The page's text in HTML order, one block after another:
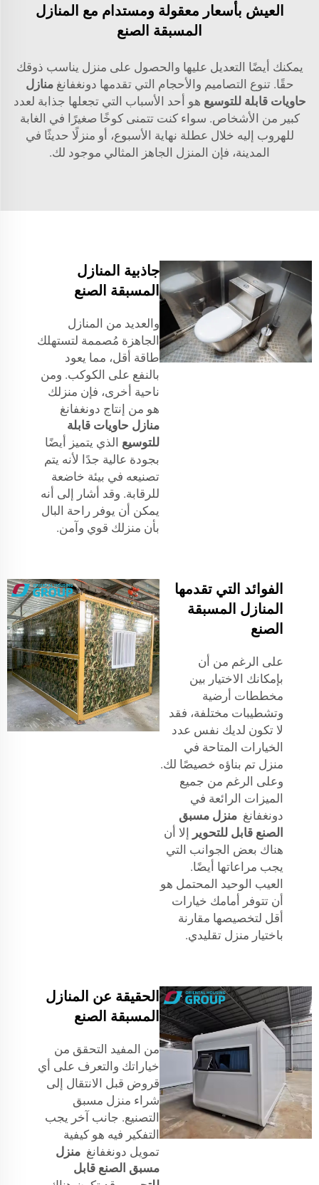
العيش بأسعار معقولة ومستدام مع المنازل
المسبقة الصنع
يمكنك أيضًا التعديل عليها والحصول على منزل يناسب ذوقك
حقًا. تنوع التصاميم والأحجام التي تقدمها دونغفانغمنازل
حاويات قابلة للتوسيع هو أحد الأسباب التي تجعلها جذابة لعدد
كبير من الأشخاص. سواء كنت تتمنى كوخًا صغيرًا في الغابة
للهروب إليه خلال عطلة نهاية الأسبوع، أو منزلًا حديثًا في
المدينة، فإن المنزل الجاهز المثالي موجود لك.
جاذبية المنازل
المسبقة الصنع
والعديد من المنازل
الجاهزة مُصممة لتستهلك
طاقة أقل، مما يعود
بالنفع على الكوكب. ومن
ناحية أخرى، فإن منزلك
هو من إنتاج دونغفانغ
منازل حاويات قابلة
للتوسيع الذي يتميز أيضًا
بجودة عالية جدًا لأنه يتم
تصنيعه في بيئة خاضعة
للرقابة. وقد أشار إلى أنه
يمكن أن يوفر راحة البال
بأن منزلك قوي وآمن.
الفوائد التي تقدمها
المنازل المسبقة
الصنع
على الرغم من أن
بإمكانك الاختيار بين
مخططات أرضية
وتشطيبات مختلفة، فقد
لا تكون لديك نفس عدد
الخيارات المتاحة في
منزل تم بناؤه خصيصًا لك.
وعلى الرغم من جميع
الميزات الرائعة في
دونغفانغ منزل مسبق
الصنع قابل للتحوير إلا أن
هناك بعض الجوانب التي
يجب مراعاتها أيضًا.
العيب الوحيد المحتمل هو
أن تتوفر أمامك خيارات
أقل لتخصيصها مقارنة
باختيار منزل تقليدي.
الحقيقة عن المنازل
المسبقة الصنع
من المفيد التحقق من
خياراتك والتعرف على أي
قروض قبل الانتقال إلى
شراء منزل مسبق
التصنيع. جانب آخر يجب
التفكير فيه هو كيفية
تمويل دونغفانغ منزل
مسبق الصنع قابل